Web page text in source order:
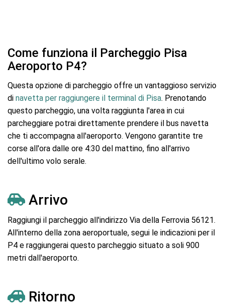
Come funziona il Parcheggio Pisa
Aeroporto P4?
Questa opzione di parcheggio offre un vantaggioso servizio
di navetta per raggiungere il terminal di Pisa. Prenotando
questo parcheggio, una volta raggiunta l'area in cui
parcheggiare potrai direttamente prendere il bus navetta
che ti accompagna all'aeroporto. Vengono garantite tre
corse all'ora dalle ore 4:30 del mattino, fino all'arrivo
dell'ultimo volo serale.
Arrivo
Raggiungi il parcheggio all'indirizzo Via della Ferrovia 56121.
All'interno della zona aeroportuale, segui le indicazioni per il
P4 e raggiungerai questo parcheggio situato a soli 900
metri dall'aeroporto.
Ritorno